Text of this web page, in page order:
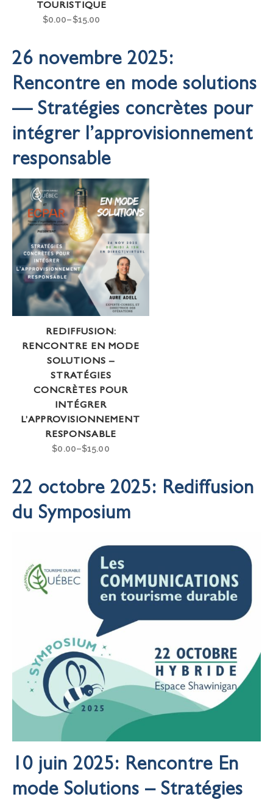
TOURISTIQUE
$0.00–$15.00
26 novembre 2025:
Rencontre en mode solutions
— Stratégies concrètes pour
intégrer l’approvisionnement
responsable
REDIFFUSION:
RENCONTRE EN MODE
SOLUTIONS –
STRATÉGIES
CONCRÈTES POUR
INTÉGRER
L’APPROVISIONNEMENT
RESPONSABLE
$0.00–$15.00
22 octobre 2025: Rediffusion
du Symposium
10 juin 2025: Rencontre En
mode Solutions – Stratégies